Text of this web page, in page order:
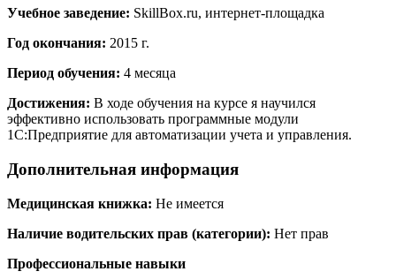
Учебное заведение: SkillBox.ru, интернет-площадка
Год окончания: 2015 г.
Период обучения: 4 месяца
Достижения: В ходе обучения на курсе я научился
эффективно использовать программные модули
1С:Предприятие для автоматизации учета и управления.
Дополнительная информация
Медицинская книжка: Не имеется
Наличие водительских прав (категории): Нет прав
Профессиональные навыки